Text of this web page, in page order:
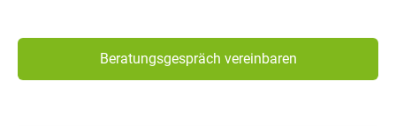
Beratungsgespräch vereinbaren